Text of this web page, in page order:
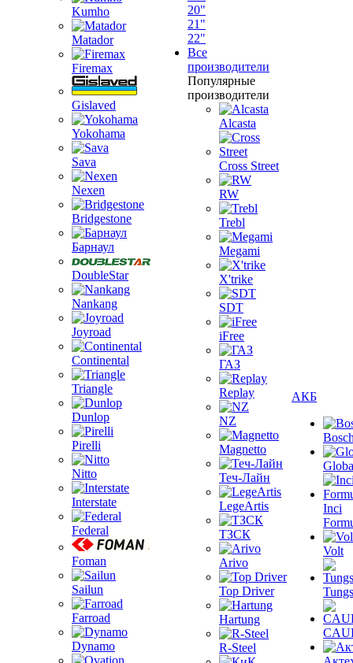
Kumho
Matador
Firemax
Gislaved
Yokohama
Sava
Nexen
Bridgestone
Барнаул
DoubleStar
Nankang
Joyroad
Continental
Triangle
Dunlop
Pirelli
Nitto
Interstate
Federal
Foman
Sailun
Farroad
Dynamo
20"
21"
22"
Все
производители
Популярные
производители
Alcasta
Cross Street
RW
Trebl
Megami
X'trike
SDT
iFree
ГАЗ
Replay
NZ
Magnetto
Теч-Лайн
LegeArtis
ТЗСК
Arivo
Top Driver
Hartung
R-Steel
АКБ
Inci
Volt